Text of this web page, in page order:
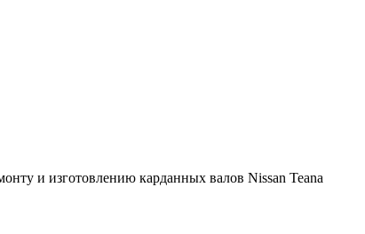
и изготовлению карданных валов Nissan Teana